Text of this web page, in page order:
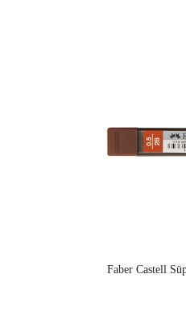
Faber Castell